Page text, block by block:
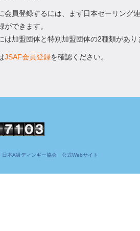
会員登録するには、まず日本セーリング
ができます。
は加盟団体と特別加盟団体の2種類があり
JSAF会員登録を確認ください。
本A級ディンギー協会 公式Webサイト